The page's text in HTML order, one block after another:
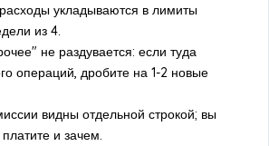
укладываются в лимиты
из 4.
не раздувается: если туда
операций, дробите на 1-2 новые
видны отдельной строкой; вы
и зачем.